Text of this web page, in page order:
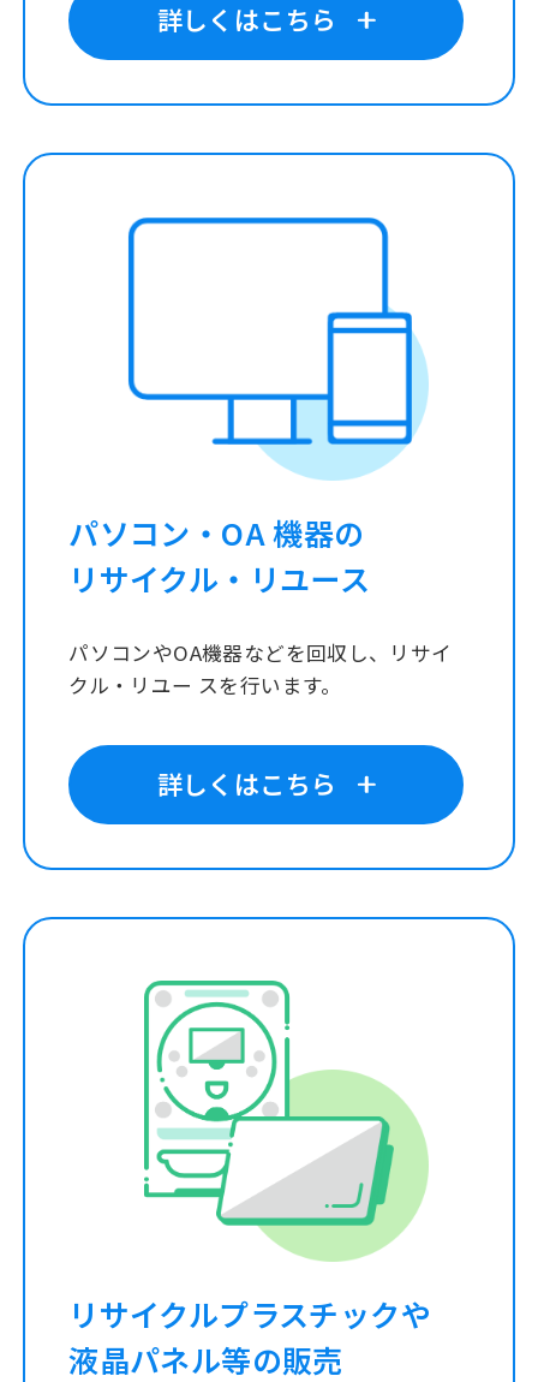
詳しくはこちら
パソコン・OA 機器の
リサイクル・リユース
パソコンやOA機器などを回収し、リサイ
クル・リユー スを行います。
詳しくはこちら
リサイクルプラスチックや
液晶パネル等の販売